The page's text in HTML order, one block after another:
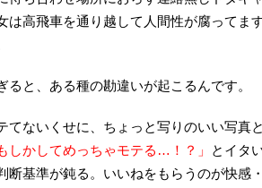
は高飛車を通り越して人間性が腐ってま
と、ある種の勘違いが起こるんです。
てないくせに、ちょっと写りのいい写真
しかしてめっちゃモテる…！？」
とイタ
断基準が鈍る。いいねをもらうのが快感